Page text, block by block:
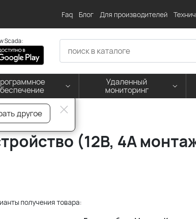
Faq Блог Для производителей
Scada:
Удаленный
мониторинг
(12В, 4А
получения товара:
другое